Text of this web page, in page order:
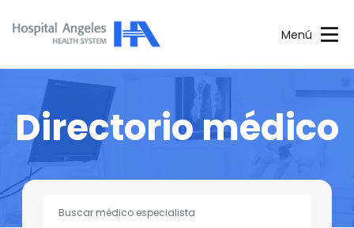
Menú
Directorio médico